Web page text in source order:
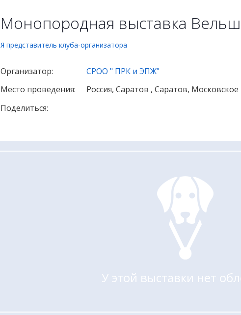
Монопородная выставка
Я представитель клуба-организатора
Организатор:
СРОО " ПРК и ЭПЖ"
Место проведения:
Россия, Саратов , Саратов, Московское
Поделиться:
У этой выставки нет